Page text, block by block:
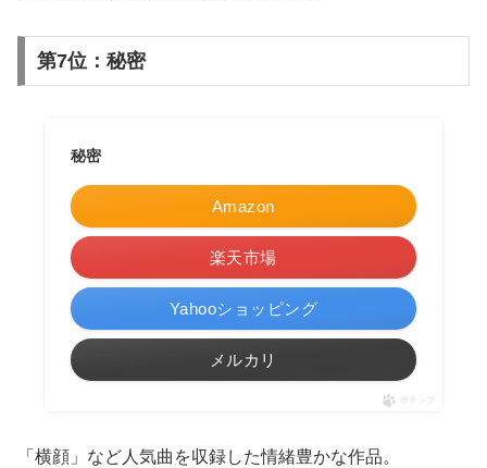
第7位：秘密
秘密
Amazon
楽天市場
Yahooショッピング
メルカリ
ポチップ
「横顔」など人気曲を収録した情緒豊かな作品。